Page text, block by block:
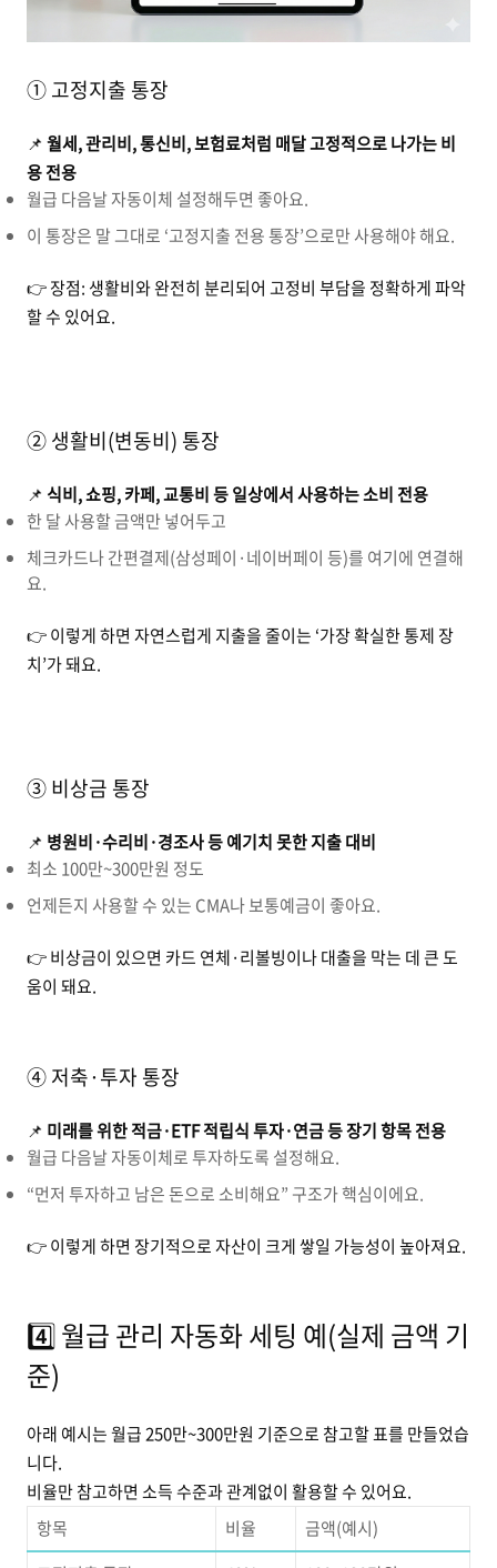
① 고정지출 통장
📌 월세, 관리비, 통신비, 보험료처럼 매달 고정적으로 나가는 비
용 전용
월급 다음날 자동이체 설정해두면 좋아요.
이 통장은 말 그대로 ‘고정지출 전용 통장’으로만 사용해야 해요.
👉 장점: 생활비와 완전히 분리되어 고정비 부담을 정확하게 파악
할 수 있어요.
② 생활비(변동비) 통장
📌 식비, 쇼핑, 카페, 교통비 등 일상에서 사용하는 소비 전용
한 달 사용할 금액만 넣어두고
체크카드나 간편결제(삼성페이·네이버페이 등)를 여기에 연결해
요.
👉 이렇게 하면 자연스럽게 지출을 줄이는 ‘가장 확실한 통제 장
치’가 돼요.
③ 비상금 통장
📌 병원비·수리비·경조사 등 예기치 못한 지출 대비
최소 100만~300만원 정도
언제든지 사용할 수 있는 CMA나 보통예금이 좋아요.
👉 비상금이 있으면 카드 연체·리볼빙이나 대출을 막는 데 큰 도
움이 돼요.
④ 저축·투자 통장
📌 미래를 위한 적금·ETF 적립식 투자·연금 등 장기 항목 전용
월급 다음날 자동이체로 투자하도록 설정해요.
“먼저 투자하고 남은 돈으로 소비해요” 구조가 핵심이에요.
👉 이렇게 하면 장기적으로 자산이 크게 쌓일 가능성이 높아져요.
4️⃣ 월급 관리 자동화 세팅 예(실제 금액 기
준)
아래 예시는 월급 250만~300만원 기준으로 참고할 표를 만들었습
니다.
비율만 참고하면 소득 수준과 관계없이 활용할 수 있어요.
항목
비율
금액(예시)